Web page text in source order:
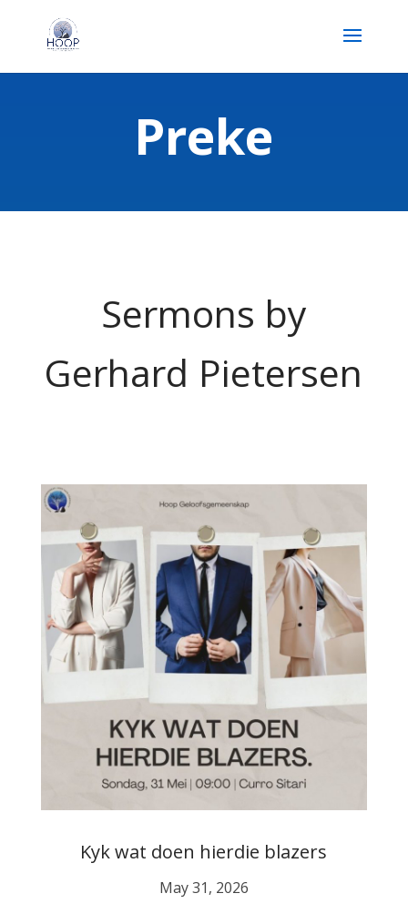
Preke
Sermons by
Gerhard Pietersen
Kyk wat doen hierdie blazers
May 31, 2026